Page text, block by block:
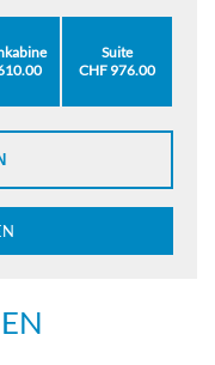
Suite
CHF 976.00